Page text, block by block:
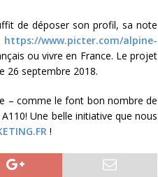
de déposer son profil, sa note
https://www.picter.com/alpine-
ou vivre en France. Le projet
26 septembre 2018.
– comme le font bon nombre de
Une belle initiative que nous
!